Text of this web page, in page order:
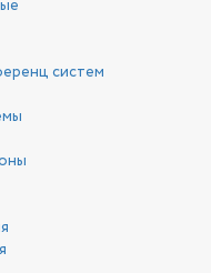
систем